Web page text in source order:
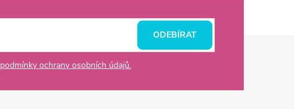
podmínky ochrany osobních údajů.
ODEBÍRAT